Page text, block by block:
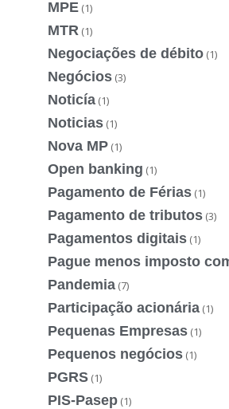
MPE (1)
MTR (1)
Negociações de débito (1)
Negócios (3)
Noticía (1)
Noticias (1)
Nova MP (1)
Open banking (1)
Pagamento de Férias (1)
Pagamento de tributos (3)
Pagamentos digitais (1)
Pague menos imposto
Pandemia (7)
Participação acionária (1)
Pequenas Empresas (1)
Pequenos negócios (1)
PGRS (1)
PIS-Pasep (1)